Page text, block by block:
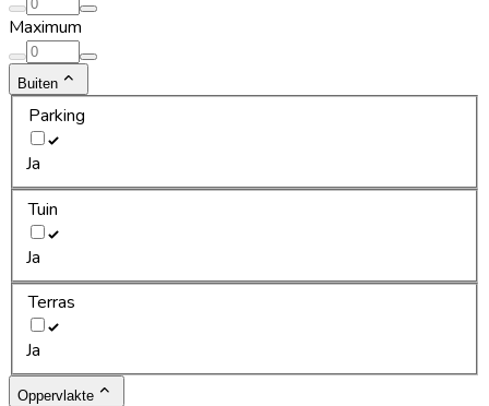
Maximum
Buiten
Parking
Ja
Tuin
Ja
Terras
Ja
Oppervlakte